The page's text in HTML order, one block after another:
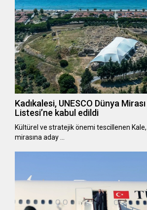
Kadıkalesi, UNESCO Dünya
Listesi’ne kabul edildi
Kültürel ve stratejik önemi tescillenen
mirasına aday …